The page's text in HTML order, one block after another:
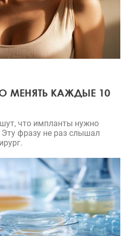
МЕНЯТЬ КАЖДЫЕ 10
что импланты нужно
фразу не раз слышал